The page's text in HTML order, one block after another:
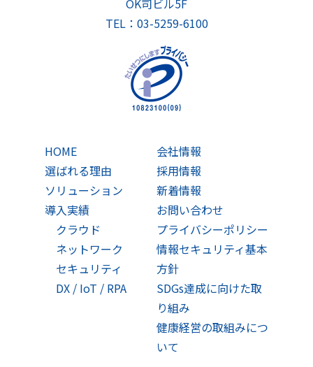
HOME
選ばれる理由
ソリューション
導入実績
クラウド
ネットワーク
セキュリティ
DX / IoT / RPA
会社情報
採用情報
新着情報
お問い合わせ
プライバシーポリシー
情報セキュリティ基本
方針
SDGs達成に向けた取
り組み
健康経営の取組みにつ
いて
OK司ビル5F
TEL：03-5259-6100